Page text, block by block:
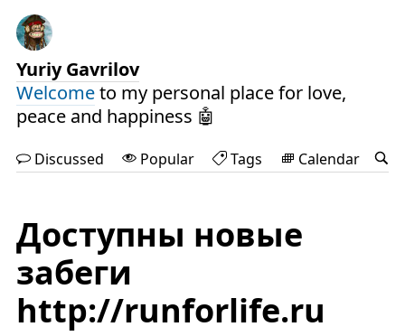
Yuriy Gavrilov
Welcometo my personal place for love,
peace and happiness 🤖
Discussed Popular Tags Calendar
Доступны новые
забеги
http://runforlife.ru